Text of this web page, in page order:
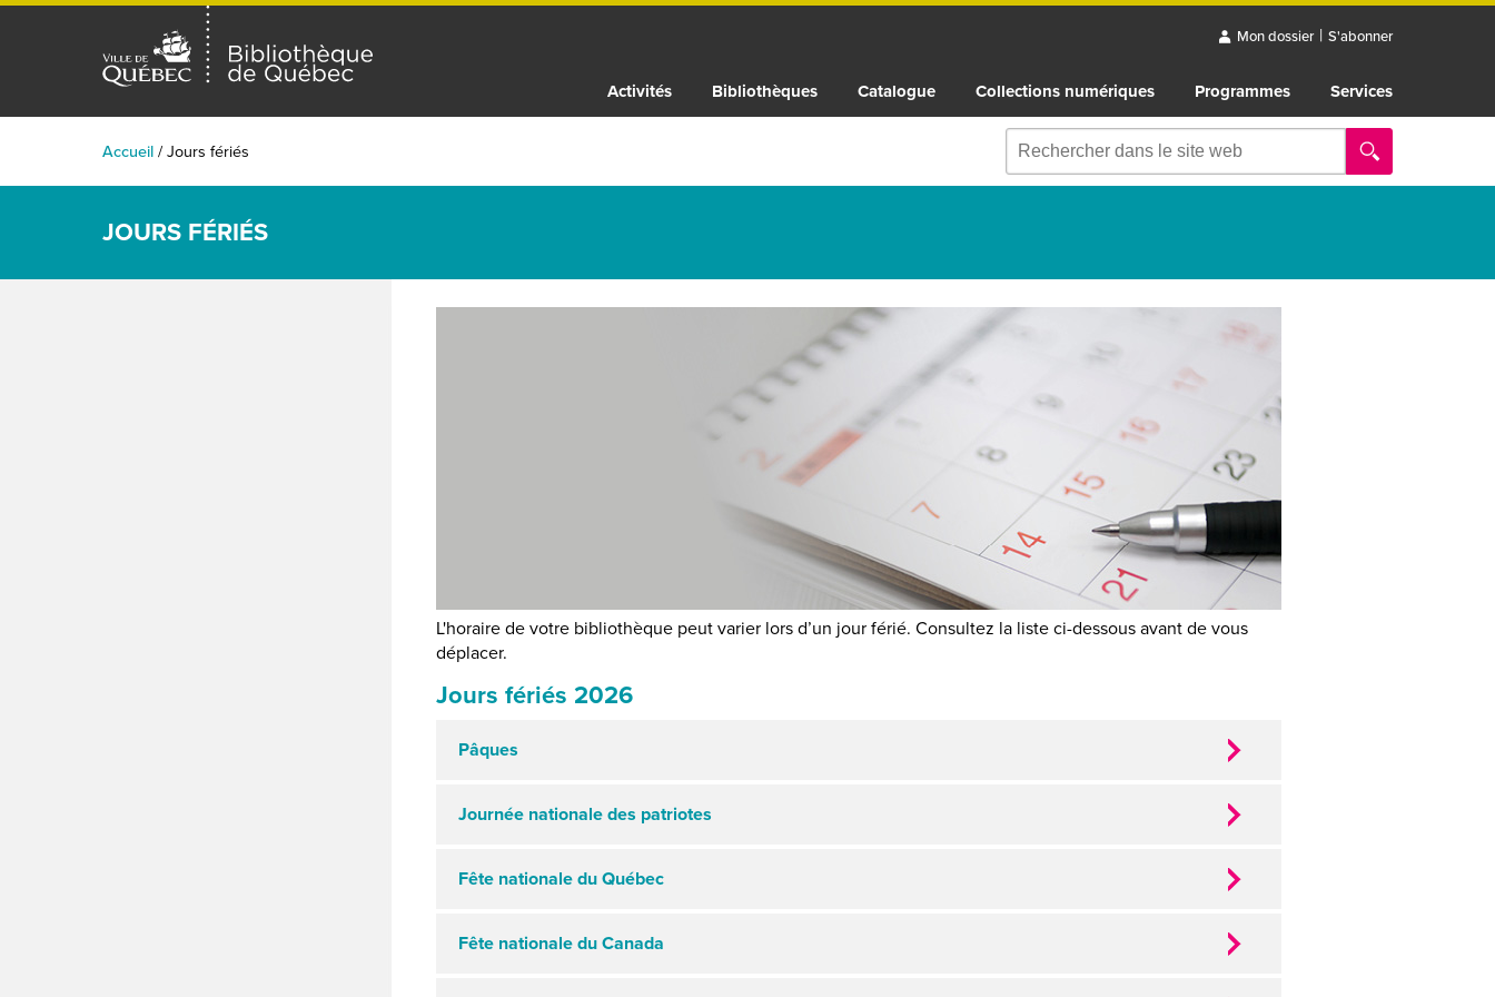
Mon dossier | S'abonner
Activités Bibliothèques Catalogue Collections numériques Programmes Services
Accueil/Jours fériés
JOURS FÉRIÉS
L'horaire de votre bibliothèque peut varier lors d’un jour férié. Consultez la liste ci-dessous avant de vous
déplacer.
Jours fériés 2026
Pâques
Journée nationale des patriotes
Fête nationale du Québec
Fête nationale du Canada